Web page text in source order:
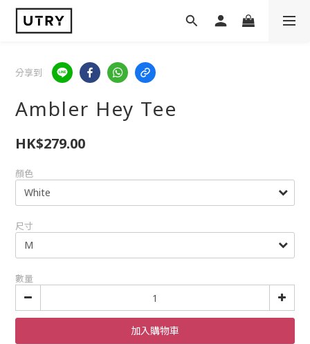
分享到
Ambler Hey Tee
HK$279.00
顏色
尺寸
數量
加入購物車